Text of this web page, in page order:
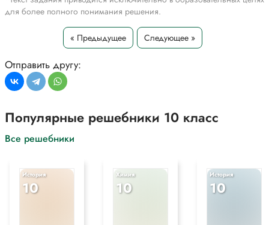
для более полного понимания решения.
« Предыдущее Следующее »
Отправить другу:
Популярные решебники 10 класс
Все решебники
История
10
Химия
10
История
10